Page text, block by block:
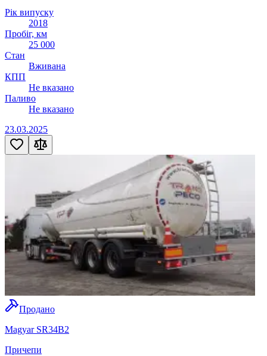
Рік випуску
2018
Пробіг, км
25 000
Стан
Вживана
КПП
Не вказано
Паливо
Не вказано
23.03.2025
Продано
Magyar SR34B2
Причепи